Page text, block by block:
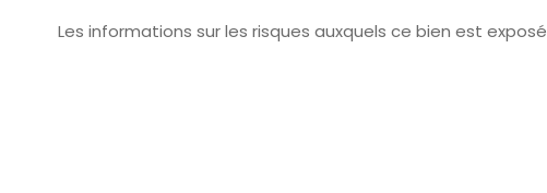
Les informations sur les risques auxquels ce bien est